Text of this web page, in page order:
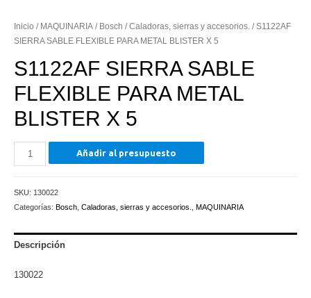
Inicio / MAQUINARIA / Bosch /Caladoras, sierras y accesorios. / S1122AF
SIERRA SABLE FLEXIBLE PARA METAL BLISTER X 5
S1122AF SIERRA SABLE
FLEXIBLE PARA METAL
BLISTER X 5
S1122AF
SIERRA
FLEXIBLE
PARA
BLISTER
5
Añadir al presupuesto
SKU: 130022
Categorías: Bosch Caladoras, sierras y accesorios. MAQUINARIA
Descripción
130022